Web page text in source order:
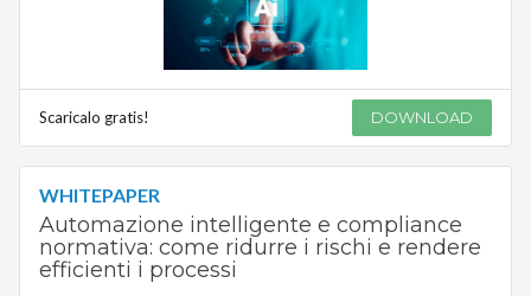
Scaricalo gratis! DOWNLOAD
WHITEPAPER
Automazione intelligente e compliance
normativa: come ridurre i rischi e rendere
efficienti i processi